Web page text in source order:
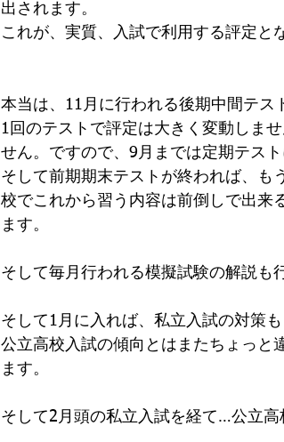
出されます。
これが、実質、入試で利用する評定と
本当は、11月に行われる後期中間テス
1回のテストで評定は大きく変動しま
せん。ですので、9月までは定期テスト
そして前期期末テストが終われば、も
校でこれから習う内容は前倒しで出来
ます。
そして毎月行われる模擬試験の解説も
そして1月に入れば、私立入試の対策も
公立高校入試の傾向とはまたちょっと
ます。
そして2月頭の私立入試を経て…公立高